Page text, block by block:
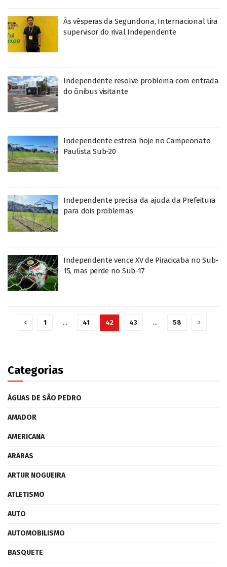
Às vésperas da Segundona, Internacional tira
supervisor do rival Independente
Independente resolve problema com entrada
do ônibus visitante
Independente estreia hoje no Campeonato
Paulista Sub-20
Independente precisa da ajuda da Prefeitura
para dois problemas
Independente vence XV de Piracicaba no Sub-
15, mas perde no Sub-17
1 … 41 42 43 … 58
Categorias
ÁGUAS DE SÃO PEDRO
AMADOR
AMERICANA
ARARAS
ARTUR NOGUEIRA
ATLETISMO
AUTO
AUTOMOBILISMO
BASQUETE